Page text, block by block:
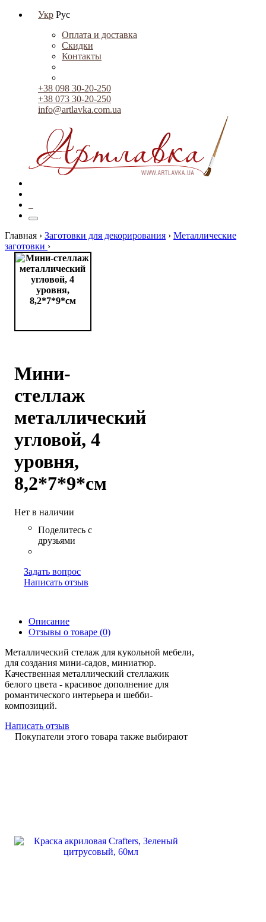
Укр Рус
Оплата и доставка
Скидки
Контакты
+38 098 30-20-250
+38 073 30-20-250
info@artlavka.com.ua
Главная › Заготовки для декорирования › Металлические
заготовки ›
Мини-
стеллаж
металлический
угловой, 4
уровня,
8,2*7*9*см
Нет в наличии
Задать вопрос
Написать отзыв
Описание
Отзывы о товаре (0)
Металлический стелаж для кукольной мебели,
для создания мини-садов, миниатюр.
Качественная металлический стеллажик
белого цвета - красивое дополнение для
романтического интерьера и шебби-
композиций.
Написать отзыв
Покупатели этого товара также выбирают